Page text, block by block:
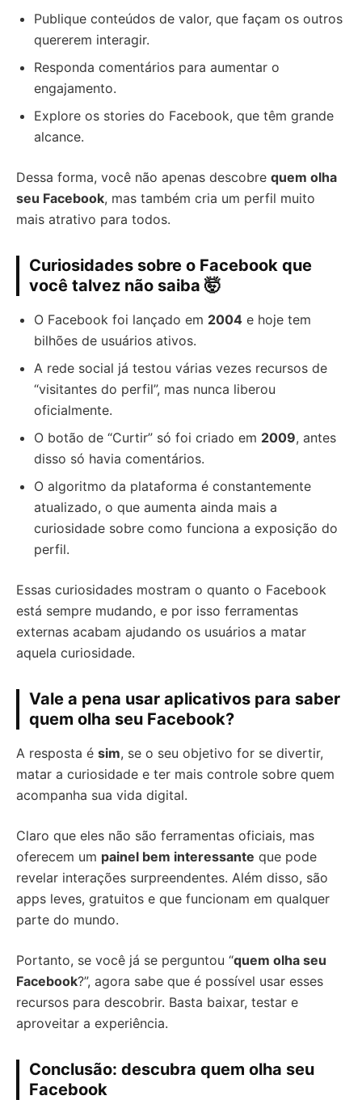
Publique conteúdos de valor, que façam os outros
quererem interagir.
Responda comentários para aumentar o
engajamento.
Explore os stories do Facebook, que têm grande
alcance.
Dessa forma, você não apenas descobre quem olha
seu Facebook, mas também cria um perfil muito
mais atrativo para todos.
Curiosidades sobre o Facebook que
você talvez não saiba 🤯
O Facebook foi lançado em 2004 e hoje tem
bilhões de usuários ativos.
A rede social já testou várias vezes recursos de
“visitantes do perfil”, mas nunca liberou
oficialmente.
O botão de “Curtir” só foi criado em 2009, antes
disso só havia comentários.
O algoritmo da plataforma é constantemente
atualizado, o que aumenta ainda mais a
curiosidade sobre como funciona a exposição do
perfil.
Essas curiosidades mostram o quanto o Facebook
está sempre mudando, e por isso ferramentas
externas acabam ajudando os usuários a matar
aquela curiosidade.
Vale a pena usar aplicativos para saber
quem olha seu Facebook?
A resposta é sim, se o seu objetivo for se divertir,
matar a curiosidade e ter mais controle sobre quem
acompanha sua vida digital.
Claro que eles não são ferramentas oficiais, mas
oferecem um painel bem interessante que pode
revelar interações surpreendentes. Além disso, são
apps leves, gratuitos e que funcionam em qualquer
parte do mundo.
Portanto, se você já se perguntou “quem olha seu
Facebook?”, agora sabe que é possível usar esses
recursos para descobrir. Basta baixar, testar e
aproveitar a experiência.
Conclusão: descubra quem olha seu
Facebook